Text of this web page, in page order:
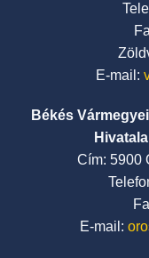
E-mail:
Békés
Cím: 5900
E-mail: